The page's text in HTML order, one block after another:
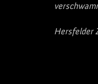
Hersfelder